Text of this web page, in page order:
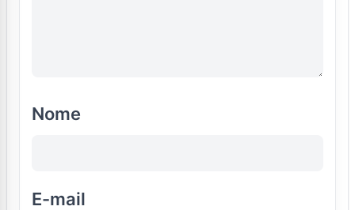
Nome
E-mail